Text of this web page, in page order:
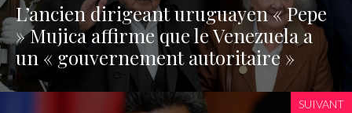
L’ancien dirigeant uruguayen « Pepe
» Mujica affirme que le Venezuela a
un « gouvernement autoritaire »
SUIVANT